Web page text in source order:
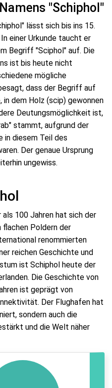
"Schiphol"
lässt sich bis ins 15.
einer Urkunde taucht er
Begriff "Sciphol" auf. Die
ist bis heute nicht
mögliche
dass der Begriff auf
in dem Holz (scip) gewonnen
Deutungsmöglichkeit ist,
stammt, aufgrund der
in diesem Teil des
Der genaue Ursprung
ungewiss.
als 100 Jahren hat sich der
flachen Poldern der
renommierten
reichen Geschichte und
ist Schiphol heute der
Die Geschichte von
ist geprägt von
Der Flughafen hat
sondern auch die
und die Welt näher